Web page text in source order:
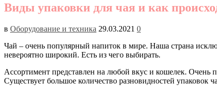
Виды упаковки для чая и как
в Оборудование и техника 29.03.2021 0
Чай – очень популярный напиток в мире. Наша страна
невероятно широкий. Есть из чего выбирать.
Ассортимент представлен на любой вкус и кошелек. Очень
Существует большое количество разновидностей упаковок